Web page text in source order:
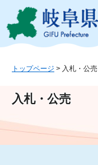
ジ
ュ
文
トップページ > 入札・公売
入札・公売